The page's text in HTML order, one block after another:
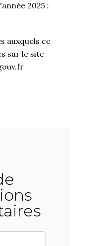
2025 :
auxquels ce
sur le site